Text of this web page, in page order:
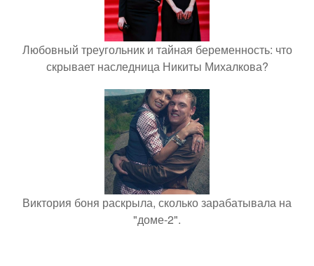
Любовный треугольник и тайная беременность: что
скрывает наследница Никиты Михалкова?
Виктория боня раскрыла, сколько зарабатывала на
"доме-2".